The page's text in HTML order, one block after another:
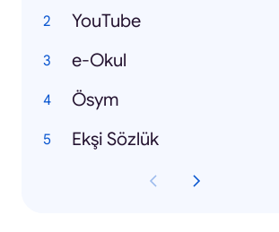
YouTube
e-Okul
Ösym
Ekşi Sözlük